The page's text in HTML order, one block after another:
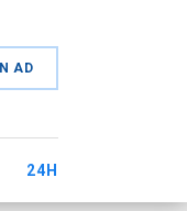
AD
24H